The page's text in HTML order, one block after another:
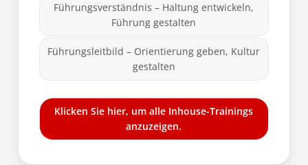
Führungsverständnis – Haltung entwickeln,
Führung gestalten
Führungsleitbild – Orientierung geben, Kultur
gestalten
Klicken Sie hier, um alle Inhouse-Trainings
anzuzeigen.